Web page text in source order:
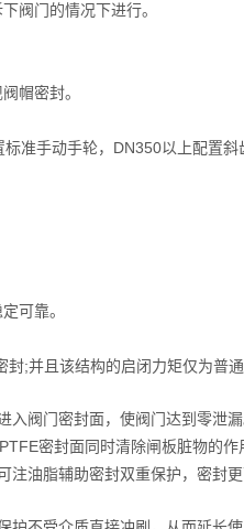
阀门的情况下进行。
帽密封。
准手动手轮，DN350以上配置斜
可靠。
;并且该结构的启闭力矩仅为普
阀门密封面，使阀门达到零泄漏
密封面同时清除闸板脏物的作
注油脂辅助密封双重保护，密封